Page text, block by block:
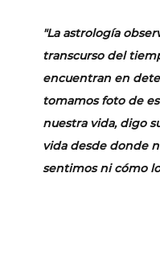
"La astrología
transcurso del
encuentran en
tomamos foto de
nuestra vida, digo
vida desde donde
sentimos ni cómo